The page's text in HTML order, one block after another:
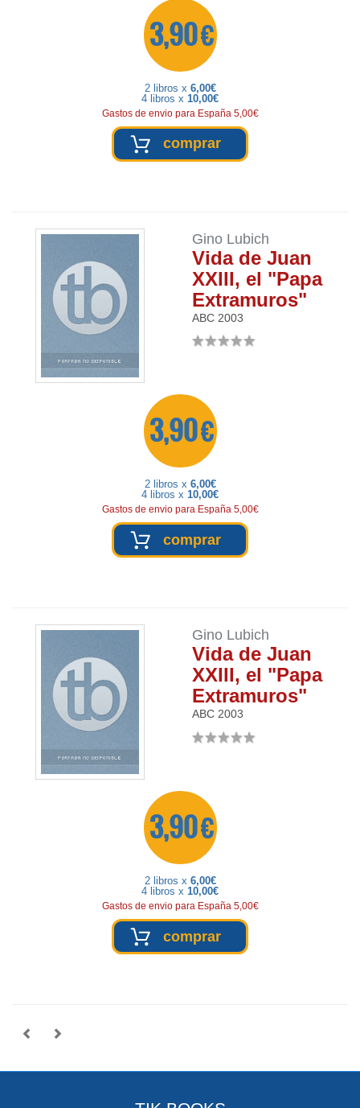
3,90 €
2 libros x 6,00€
4 libros x 10,00€
Gastos de envio para España 5,00€
comprar
Gino Lubich
Vida de Juan
XXIII, el "Papa
Extramuros"
ABC 2003
3,90 €
2 libros x 6,00€
4 libros x 10,00€
Gastos de envio para España 5,00€
comprar
Gino Lubich
Vida de Juan
XXIII, el "Papa
Extramuros"
ABC 2003
3,90 €
2 libros x 6,00€
4 libros x 10,00€
Gastos de envio para España 5,00€
comprar